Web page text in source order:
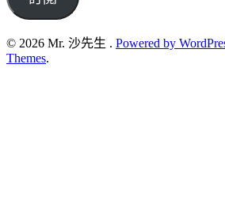
© 2026 Mr. 沙先生 . Powered by
Themes.